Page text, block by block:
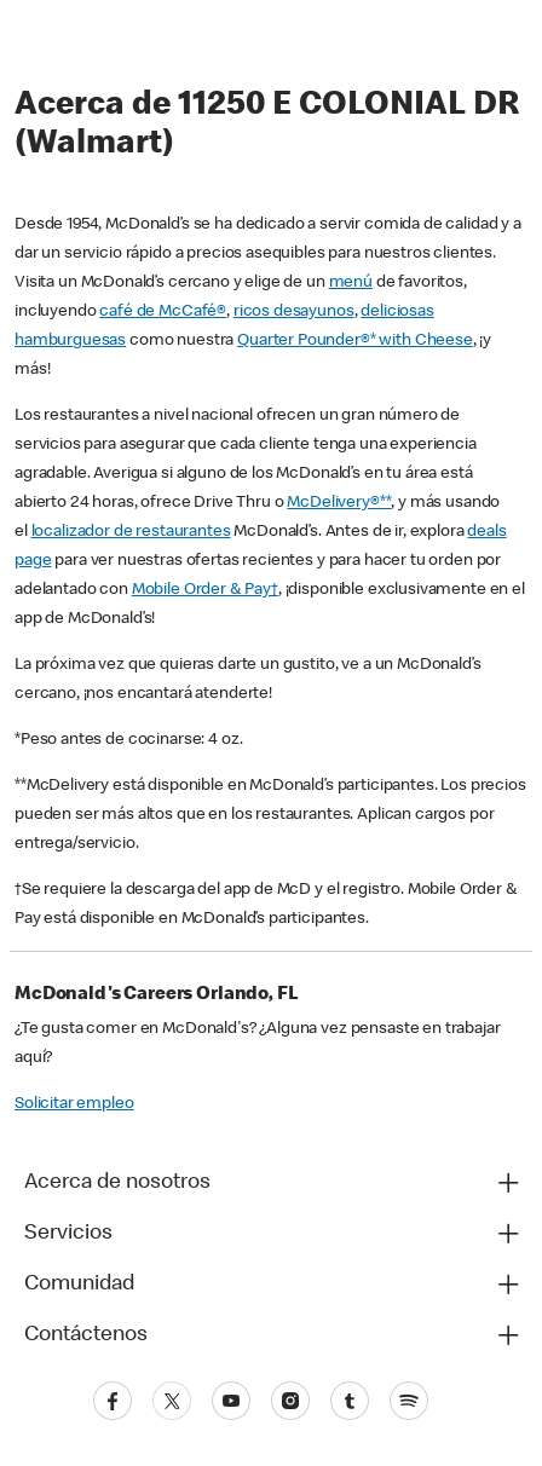
Acerca de 11250 E COLONIAL DR
(Walmart)
Desde 1954, McDonald’s se ha dedicado a servir comida de calidad y a
dar un servicio rápido a precios asequibles para nuestros clientes.
Visita un McDonald’s cercano y elige de un menú de favoritos,
incluyendocafé de McCafé®, ricos desayunos,deliciosas
hamburguesas como nuestraQuarter Pounder®* with Cheese, ¡y
más!
Los restaurantes a nivel nacional ofrecen un gran número de
servicios para asegurar que cada cliente tenga una experiencia
agradable. Averigua si alguno de los McDonald’s en tu área está
abierto 24 horas, ofrece Drive Thru oMcDelivery®**, y más usando
el localizador de restaurantesMcDonald’s. Antes de ir, exploradeals
pagepara ver nuestras ofertas recientes y para hacer tu orden por
adelantado con Mobile Order & Pay†, ¡disponible exclusivamente en el
app de McDonald’s!
La próxima vez que quieras darte un gustito, ve a un McDonald’s
cercano, ¡nos encantará atenderte!
*Peso antes de cocinarse: 4 oz.
**McDelivery está disponible en McDonald’s participantes. Los precios
pueden ser más altos que en los restaurantes. Aplican cargos por
entrega/servicio.
†Se requiere la descarga del app de McD y el registro. Mobile Order &
Pay está disponible en McDonald’s participantes.
McDonald's Careers Orlando, FL
¿Te gusta comer en McDonald's? ¿Alguna vez pensaste en trabajar
aquí?
Solicitar empleo
Acerca de nosotros
Servicios
Comunidad
Contáctenos